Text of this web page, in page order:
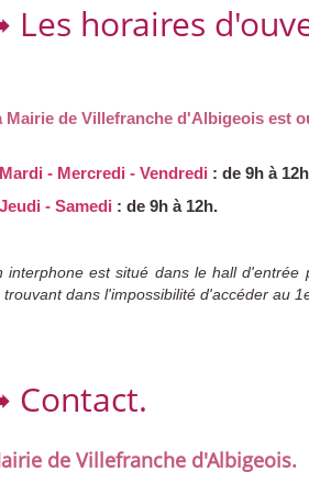
Les horaires
Mairie de Villefranche d'Albigeois est
Mardi - Mercredi - Vendredi : de 9h à
Jeudi - Samedi : de 9h à 12h.
interphone est situé dans le hall d'entrée
trouvant dans l'impossibilité d'accéder au
Contact.
de Villefranche d'Albigeois.